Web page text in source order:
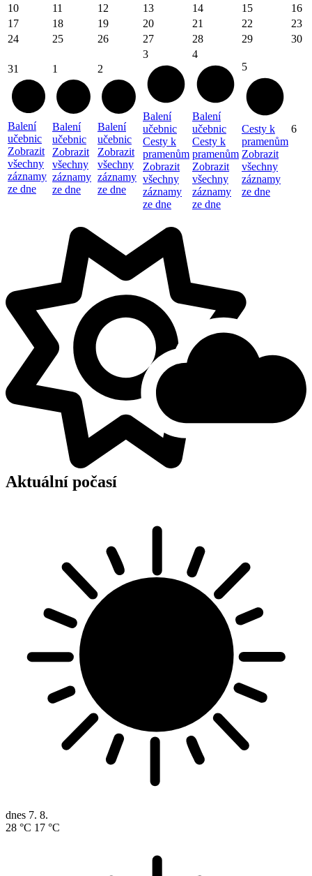
10
11 12 13 14 15
16
17
18 19 20 21 22
23
24
25 26 27 28 29 30
31
Balení
učebnic
Zobrazit
všechny
záznamy
ze dne
1
Balení
učebnic
Zobrazit
všechny
záznamy
ze dne
2
Balení
učebnic
Zobrazit
všechny
záznamy
ze dne
3
Balení
učebnic
Cesty k
pramenům
Zobrazit
všechny
záznamy
ze dne
4
Balení
učebnic
Cesty k
pramenům
Zobrazit
všechny
záznamy
ze dne
5
Cesty k
pramenům
Zobrazit
všechny
záznamy
ze dne
6
Aktuální počasí
dnes 7. 8.
28 °C 17 °C